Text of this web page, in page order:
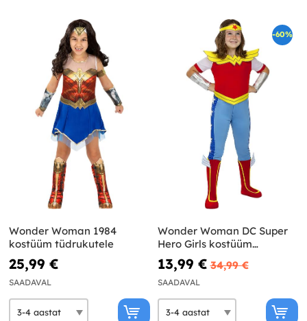
Wonder Woman 1984
kostüüm tüdrukutele
25,99 €
SAADAVAL
-60%
Wonder Woman DC Super
Hero Girls kostüüm
tüdrukutele
13,99 € 34,99 €
SAADAVAL